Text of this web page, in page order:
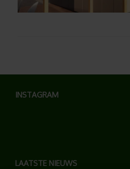
INSTAGRAM
LAATSTE NIEUWS